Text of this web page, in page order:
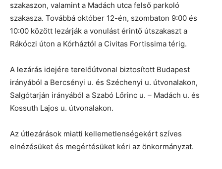
szakaszon, valamint a Madách utca felső parkoló
szakasza. Továbbá október 12-én, szombaton 9:00 és
10:00 között lezárják a vonulást érintő útszakaszt a
Rákóczi úton a Kórháztól a Civitas Fortissima térig.
A lezárás idejére terelőútvonal biztosított Budapest
irányából a Bercsényi u. és Széchenyi u. útvonalakon,
Salgótarján irányából a Szabó Lőrinc u. – Madách u. és
Kossuth Lajos u. útvonalakon.
Az útlezárások miatti kellemetlenségekért szíves
elnézésüket és megértésüket kéri az önkormányzat.